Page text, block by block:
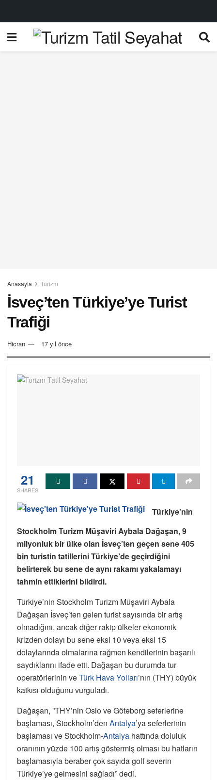
Anasayfa Turizm
İsveç’ten Türkiye’ye Turist
Trafiği
Hicran 17 yıl önce
21
SHARES
Türkiye’nin
Stockholm Turizm Müşaviri Aybala Dağaşan, 9
milyonluk bir ülke olan İsveç’ten geçen sene 405
bin turistin tatillerini Türkiye’de geçirdiğini
belirterek bu sene de aynı rakamı yakalamayı
tahmin ettiklerini bildirdi.
Türkiye’nin Stockholm Turizm Müşaviri Aybala
Dağaşan İsveç’ten gelen turist sayısında bir artış
olmadığını, ancak diğer rakip ülkeler ekonomik
krizden dolayı bu sene eksi 10 veya eksi 15
dolaylarında olmalarına rağmen kendilerinin başarılı
saydıklarını ifade etti. Dağaşan bu durumda tur
operatörlerinin veTürk Hava Yolları’nın (THY) büyük
katkısı olduğunu vurguladı.
Dağaşan, ”THY’nin Oslo ve Göteborg seferlerine
başlaması, Stockholm’den Antalya’ya seferlerinin
başlaması ve Stockholm-Antalya hattında doluluk
oranının yüzde 100 artış göstermiş olması bu hatların
başlamasıyla beraber çok sayıda golf severin
Türkiye’ye gelmesini sağladı” dedi.